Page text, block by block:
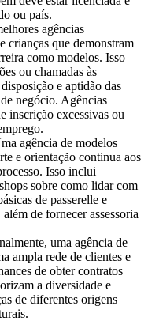
ou país.
agências
crianças que demonstram
como modelos. Isso
ou chamadas às
e aptidão das
negócio. Agências
inscrição excessivas ou
agência de modelos
e orientação continua aos
Isso inclui
sobre como lidar com
de passerelle e
de fornecer assessoria
uma agência de
ampla rede de clientes e
de obter contratos
a diversidade e
de diferentes origens